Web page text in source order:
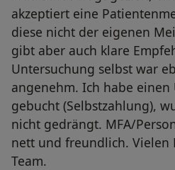
akzeptiert eine
diese nicht der eigenen
gibt aber auch klare
Untersuchung selbst war
angenehm. Ich habe einen
gebucht (Selbstzahlung),
nicht gedrängt. MFA/
nett und freundlich. Vielen
Team.